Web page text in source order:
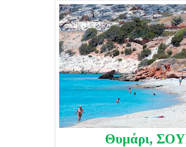
Θυμάρι,